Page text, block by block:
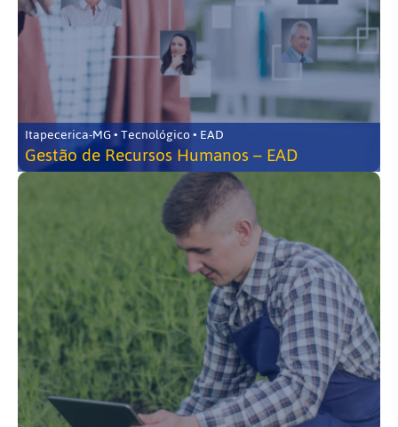
Itapecerica-MG • Tecnológico • EAD
Gestão de Recursos Humanos – EAD